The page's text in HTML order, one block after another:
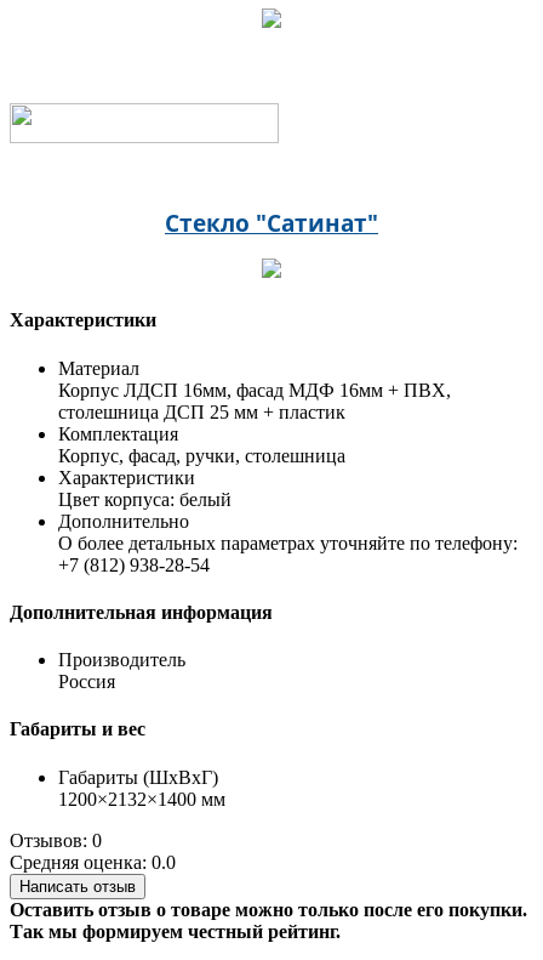
Стекло "Сатинат"
Характеристики
Материал
Корпус ЛДСП 16мм, фасад МДФ 16мм + ПВХ,
столешница ДСП 25 мм + пластик
Комплектация
Корпус, фасад, ручки, столешница
Характеристики
Цвет корпуса: белый
Дополнительно
О более детальных параметрах уточняйте по телефону:
+7 (812) 938-28-54
Дополнительная информация
Производитель
Россия
Габариты и вес
Габариты (ШхВхГ)
1200×2132×1400 мм
Отзывов: 0
Средняя оценка: 0.0
Написать отзыв
Оставить отзыв о товаре можно только после его покупки.
Так мы формируем честный рейтинг.